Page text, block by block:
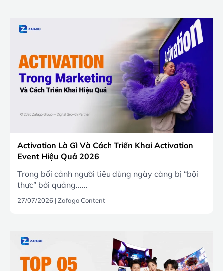
Activation Là Gì Và Cách Triển Khai Activation
Event Hiệu Quả 2026
Trong bối cảnh người tiêu dùng ngày càng bị “bội
thực” bởi quảng......
27/07/2026 |Zafago Content